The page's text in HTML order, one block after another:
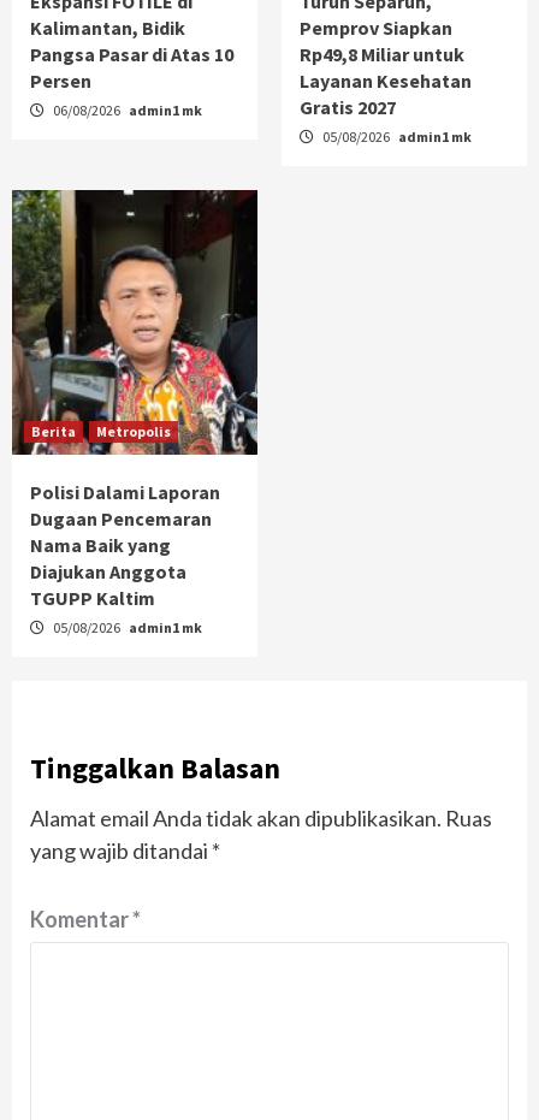
Kalimantan, Bidik
Pangsa Pasar di Atas 10
Persen
06/08/2026 admin1 mk
Pemprov Siapkan
Rp49,8 Miliar untuk
Layanan Kesehatan
Gratis 2027
05/08/2026 admin1 mk
Berita Metropolis
Polisi Dalami Laporan
Dugaan Pencemaran
Nama Baik yang
Diajukan Anggota
TGUPP Kaltim
05/08/2026 admin1 mk
Tinggalkan Balasan
Alamat email Anda tidak akan dipublikasikan. Ruas
yang wajib ditandai *
Komentar*